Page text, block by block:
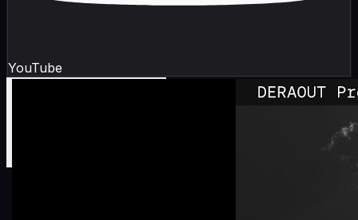
YouTube